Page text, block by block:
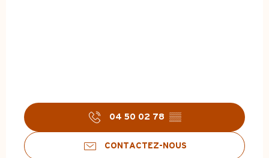
04 50 02 78 ▒▒
CONTACTEZ-NOUS